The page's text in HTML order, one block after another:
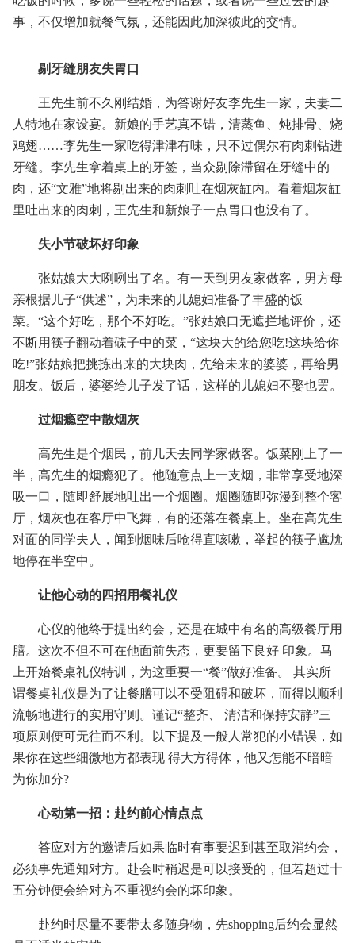
事，不仅增加就餐气氛，还能因此加深彼此的交情。
剔牙缝朋友失胃口
王先生前不久刚结婚，为答谢好友李先生一家，夫妻二
人特地在家设宴。新娘的手艺真不错，清蒸鱼、炖排骨、烧
鸡翅……李先生一家吃得津津有味，只不过偶尔有肉刺钻进
牙缝。李先生拿着桌上的牙签，当众剔除滞留在牙缝中的
肉，还“文雅”地将剔出来的肉刺吐在烟灰缸内。看着烟灰缸
里吐出来的肉刺，王先生和新娘子一点胃口也没有了。
失小节破坏好印象
张姑娘大大咧咧出了名。有一天到男友家做客，男方母
亲根据儿子“供述”，为未来的儿媳妇准备了丰盛的饭
菜。“这个好吃，那个不好吃。”张姑娘口无遮拦地评价，还
不断用筷子翻动着碟子中的菜，“这块大的给您吃!这块给你
吃!”张姑娘把挑拣出来的大块肉，先给未来的婆婆，再给男
朋友。饭后，婆婆给儿子发了话，这样的儿媳妇不娶也罢。
过烟瘾空中散烟灰
高先生是个烟民，前几天去同学家做客。饭菜刚上了一
半，高先生的烟瘾犯了。他随意点上一支烟，非常享受地深
吸一口，随即舒展地吐出一个烟圈。烟圈随即弥漫到整个客
厅，烟灰也在客厅中飞舞，有的还落在餐桌上。坐在高先生
对面的同学夫人，闻到烟味后呛得直咳嗽，举起的筷子尴尬
地停在半空中。
让他心动的四招用餐礼仪
心仪的他终于提出约会，还是在城中有名的高级餐厅用
膳。这次不但不可在他面前失态，更要留下良好 印象。马
上开始餐桌礼仪特训，为这重要一“餐”做好准备。 其实所
谓餐桌礼仪是为了让餐膳可以不受阻碍和破坏，而得以顺利
流畅地进行的实用守则。谨记“整齐、 清洁和保持安静”三
项原则便可无往而不利。以下提及一般人常犯的小错误，如
果你在这些细微地方都表现 得大方得体，他又怎能不暗暗
为你加分?
心动第一招：赴约前心情点点
答应对方的邀请后如果临时有事要迟到甚至取消约会，
必须事先通知对方。赴会时稍迟是可以接受的，但若超过十
五分钟便会给对方不重视约会的坏印象。
赴约时尽量不要带太多随身物，先shopping后约会显然